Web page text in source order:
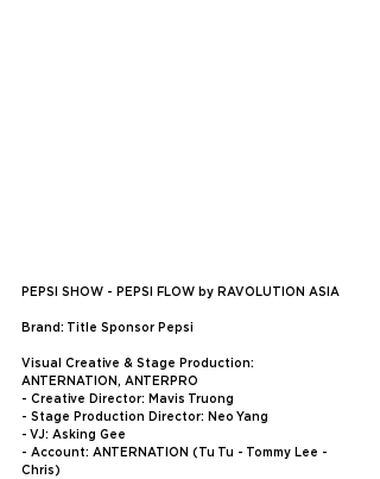
PEPSI SHOW - PEPSI FLOW by RAVOLUTION ASIA
Brand: Title Sponsor Pepsi
Visual Creative & Stage Production:
ANTERNATION, ANTERPRO
- Creative Director: Mavis Truong
- Stage Production Director: Neo Yang
- VJ: Asking Gee
- Account: ANTERNATION (Tu Tu - Tommy Lee -
Chris)